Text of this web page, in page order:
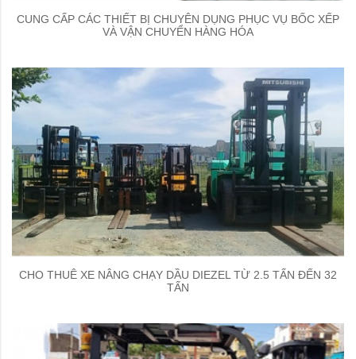
CUNG CẤP CÁC THIẾT BỊ CHUYÊN DỤNG PHỤC VỤ BỐC XẾP
VÀ VẬN CHUYỂN HÀNG HÓA
CHO THUÊ XE NÂNG CHẠY DẦU DIEZEL TỪ 2.5 TẤN ĐẾN 32
TẤN